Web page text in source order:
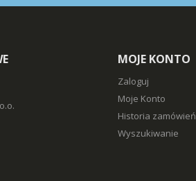
MOJE KONTO
Zaloguj
Moje Konto
Historia zamówień
Wyszukiwanie